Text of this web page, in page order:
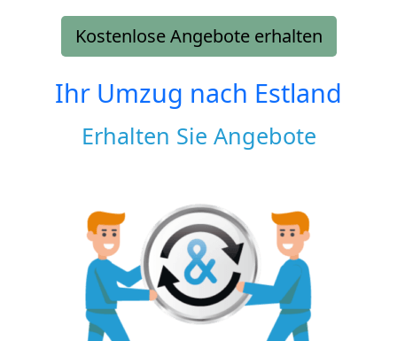
Kostenlose Angebote erhalten
Ihr Umzug nach Estland
Erhalten Sie Angebote